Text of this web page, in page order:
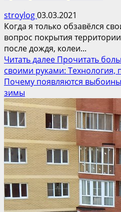
stroylog03.03.2021
Когда я только обзавёлся
вопрос покрытия
после дождя, колеи...
Читать далее Прочитать
своими руками:
Почему появляются
зимы